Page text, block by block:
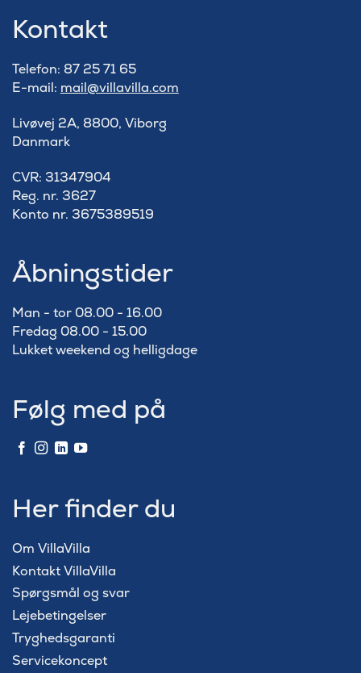
Kontakt
Telefon: 87 25 71 65
E-mail: mail@villavilla.com
Livøvej 2A, 8800, Viborg
Danmark
​CVR: 31347904
Reg. nr. 3627
Konto nr. 3675389519
Åbningstider
Man - tor 08.00 - 16.00
Fredag 08.00 - 15.00
Lukket weekend og helligdage
Følg med på
Her finder du
Om VillaVilla
Kontakt VillaVilla
Spørgsmål og svar
Lejebetingelser
Tryghedsgaranti
Servicekoncept